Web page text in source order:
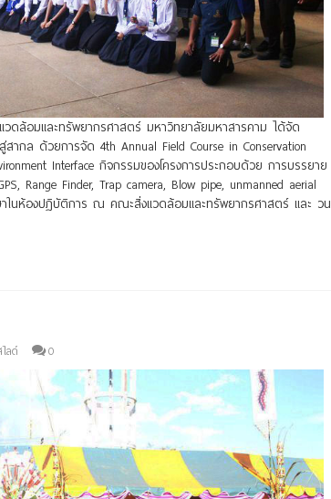
วดล้อมและทรัพยากรศาสตร์ มหาวิทยาลัยมหาสารคาม ได้จัด
ากล ด้วยการจัด 4th Annual Field Course in Conservation
Interface กิจกรรมของโครงการประกอบด้วย การบรรยาย
Range Finder, Trap camera, Blow pipe, unmanned aerial
าในห้องปฏิบัติการ ณ คณะสิ่งแวดล้อมและทรัพยากรศาสตร์ และ วน
ลด์ 0